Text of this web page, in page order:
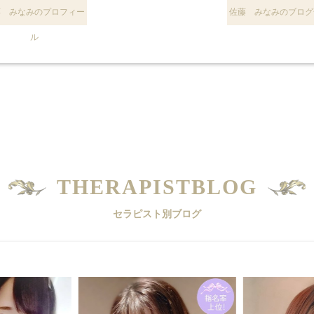
みなみのプロフィー
ル
佐藤 みなみのブログ
THERAPISTBLOG
セラピスト別ブログ